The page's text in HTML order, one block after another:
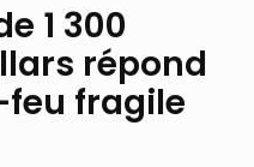
1 300
répond
fragile